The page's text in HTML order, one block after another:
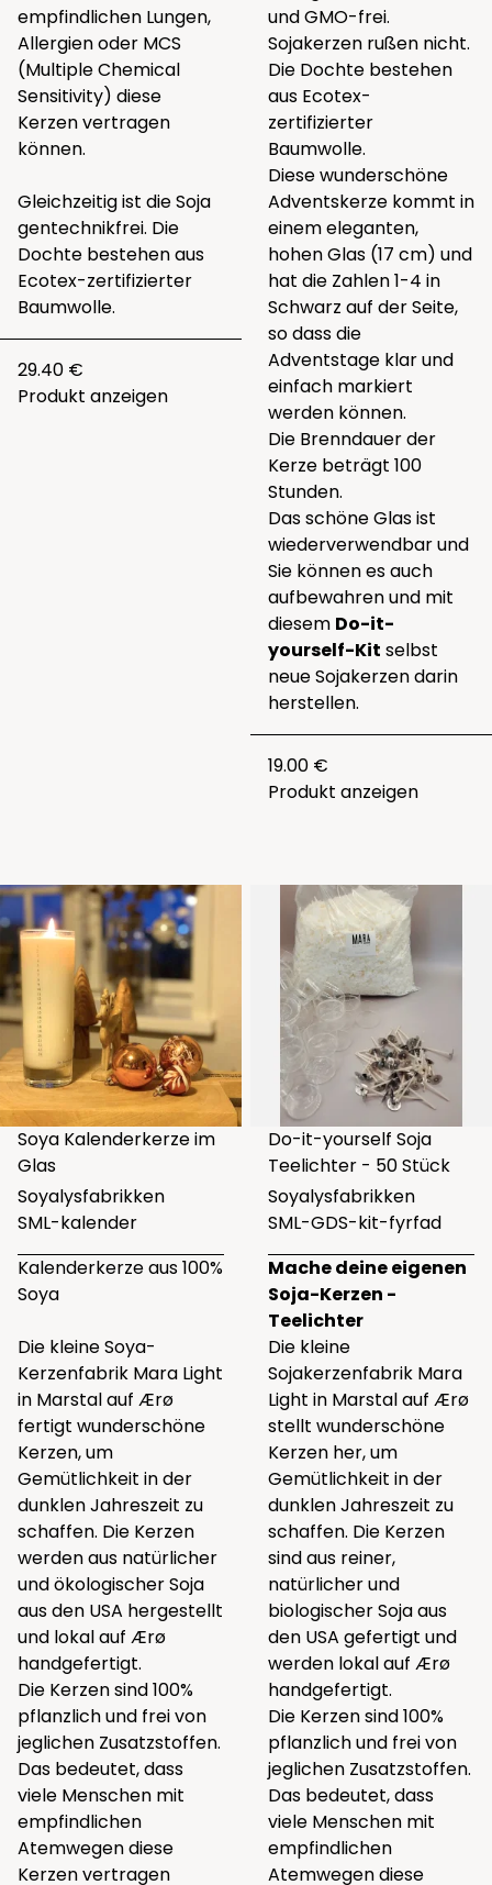
empfindlichen Lungen,
Allergien oder MCS
(Multiple Chemical
Sensitivity) diese
Kerzen vertragen
können.
Gleichzeitig ist die Soja
gentechnikfrei. Die
Dochte bestehen aus
Ecotex-zertifizierter
Baumwolle.
29.40 €
Produkt anzeigen
und GMO-frei.
Sojakerzen rußen nicht.
Die Dochte bestehen
aus Ecotex-
zertifizierter
Baumwolle.
Diese wunderschöne
Adventskerze kommt in
einem eleganten,
hohen Glas (17 cm) und
hat die Zahlen 1-4 in
Schwarz auf der Seite,
so dass die
Adventstage klar und
einfach markiert
werden können.
Die Brenndauer der
Kerze beträgt 100
Stunden.
Das schöne Glas ist
wiederverwendbar und
Sie können es auch
aufbewahren und mit
diesem Do-it-
yourself-Kit selbst
neue Sojakerzen darin
herstellen.
19.00 €
Produkt anzeigen
Soya Kalenderkerze im
Glas
Soyalysfabrikken
SML-kalender
Kalenderkerze aus 100%
Soya
Die kleine Soya-
Kerzenfabrik Mara Light
in Marstal auf Ærø
fertigt wunderschöne
Kerzen, um
Gemütlichkeit in der
dunklen Jahreszeit zu
schaffen. Die Kerzen
werden aus natürlicher
und ökologischer Soja
aus den USA hergestellt
und lokal auf Ærø
handgefertigt.
Die Kerzen sind 100%
pflanzlich und frei von
jeglichen Zusatzstoffen.
Das bedeutet, dass
viele Menschen mit
empfindlichen
Atemwegen diese
Kerzen vertragen
Do-it-yourself Soja
Teelichter - 50 Stück
Soyalysfabrikken
SML-GDS-kit-fyrfad
Mache deine eigenen
Soja-Kerzen -
Teelichter
Die kleine
Sojakerzenfabrik Mara
Light in Marstal auf Ærø
stellt wunderschöne
Kerzen her, um
Gemütlichkeit in der
dunklen Jahreszeit zu
schaffen. Die Kerzen
sind aus reiner,
natürlicher und
biologischer Soja aus
den USA gefertigt und
werden lokal auf Ærø
handgefertigt.
Die Kerzen sind 100%
pflanzlich und frei von
jeglichen Zusatzstoffen.
Das bedeutet, dass
viele Menschen mit
empfindlichen
Atemwegen diese